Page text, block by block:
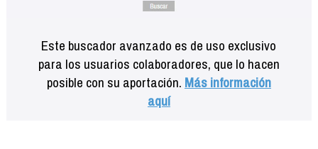
Este buscador avanzado es de uso exclusivo
para los usuarios colaboradores, que lo hacen
posible con su aportación. Más información
aquí